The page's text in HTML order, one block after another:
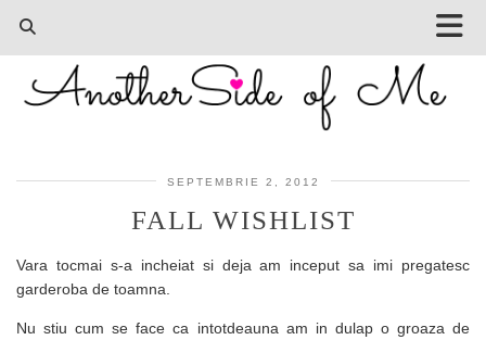
SEPTEMBRIE 2, 2012
FALL WISHLIST
Vara tocmai s-a incheiat si deja am inceput sa imi pregatesc
garderoba de toamna.
Nu stiu cum se face ca intotdeauna am in dulap o groaza de